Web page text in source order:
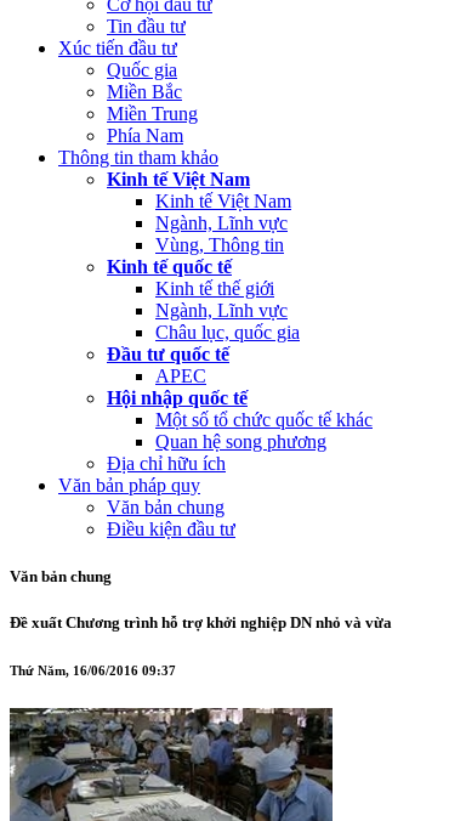
Cơ hội đầu tư
Tin đầu tư
Xúc tiến đầu tư
Quốc gia
Miền Bắc
Miền Trung
Phía Nam
Thông tin tham khảo
Kinh tế Việt Nam
Kinh tế Việt Nam
Ngành, Lĩnh vực
Vùng, Thông tin
Kinh tế quốc tế
Kinh tế thế giới
Ngành, Lĩnh vực
Châu lục, quốc gia
Đầu tư quốc tế
APEC
Hội nhập quốc tế
Một số tổ chức quốc tế khác
Quan hệ song phương
Địa chỉ hữu ích
Văn bản pháp quy
Văn bản chung
Điều kiện đầu tư
Văn bản chung
Đề xuất Chương trình hỗ trợ khởi nghiệp DN nhỏ và vừa
Thứ Năm, 16/06/2016 09:37